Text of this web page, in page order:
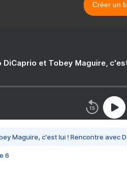
Créer un
DiCaprio et Tobey Maguire,
Maguire, c'est lui ! Rencontre avec
6